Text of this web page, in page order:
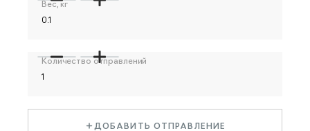
Вес, кг
Количество отправлений
ДОБАВИТЬ ОТПРАВЛЕНИЕ